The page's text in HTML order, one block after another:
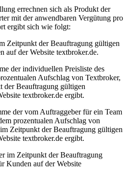
errechnen sich als Produkt der
mit der anwendbaren Vergütung pro
ergibt sich wie folgt:
Zeitpunkt der Beauftragung gültigen
auf der Website textbroker.de.
der individuellen Preisliste des
Aufschlag von Textbroker,
der Beauftragung gültigen
textbroker.de ergibt.
der vom Auftraggeber für ein Team
prozentualen Aufschlag von
Zeitpunkt der Beauftragung gültigen
textbroker.de ergibt.
im Zeitpunkt der Beauftragung
Kunden auf der Website